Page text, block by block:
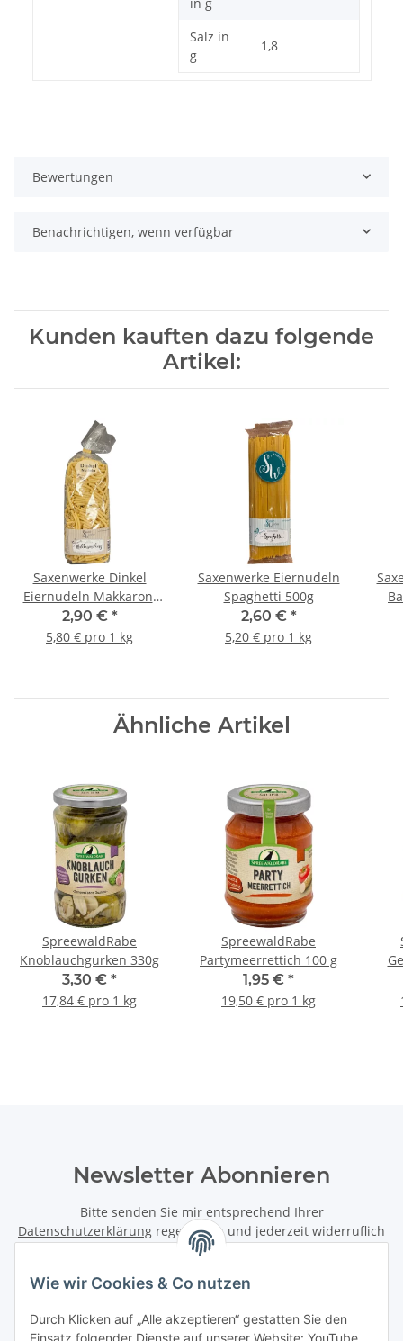
Wie wir Cookies & Co nutzen
Durch Klicken auf „Alle akzeptieren“ gestatten Sie den
Salz in
g
1,8
Bewertungen
Benachrichtigen, wenn verfügbar
Kunden kauften dazu folgende
Artikel:
Saxenwerke Dinkel
Eiernudeln Makkaroni
kurz 500g
2,90 € *
5,80 € pro 1 kg
Saxenwerke Eiernudeln
Spaghetti 500g
2,60 € *
5,20 € pro 1 kg
Ähnliche Artikel
SpreewaldRabe
Knoblauchgurken 330g
3,30 € *
17,84 € pro 1 kg
SpreewaldRabe
Partymeerrettich 100 g
1,95 € *
19,50 € pro 1 kg
Newsletter Abonnieren
Bitte senden Sie mir entsprechend Ihrer
Datenschutzerklärung regelmäßig und jederzeit widerruflich
Informationen zu Ihrem Produktsortiment per E-Mail zu.
Newsletter Abonnieren